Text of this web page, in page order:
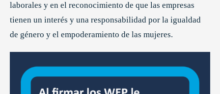
laborales y en el reconocimiento de que las empresas
tienen un interés y una responsabilidad por la igualdad
de género y el empoderamiento de las mujeres.